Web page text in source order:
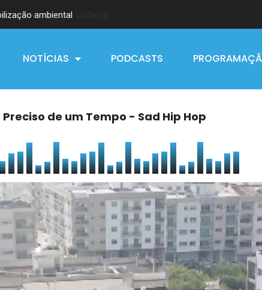
ambiental
NOTÍCIAS PODCASTS
Preciso de um Tempo - Sad Hip Hop